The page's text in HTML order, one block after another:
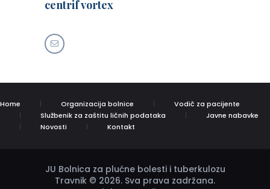
centrif vortex
Home Organizacija bolnice
Vodič za pacijente
Službenik za zaštitu ličnih podataka
Javne nabavke
Novosti
Kontakt
JU Bolnica za plućne bolesti i tuberkulozu
Travnik © 2026. Sva prava zadržana.